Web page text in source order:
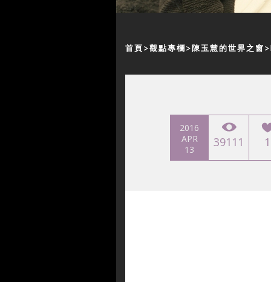
首頁 觀點專欄 陳玉慧的世界之窗
2016
APR
13
39111 1